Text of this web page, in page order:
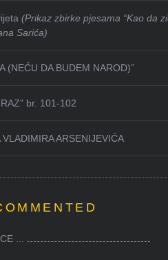
(Prikaz zbirke pjesama “Kao da
Sarića)
(NEĆU DA BUDEM NAROD)”
br. 101-102
ARSENIJEVIĆA
...